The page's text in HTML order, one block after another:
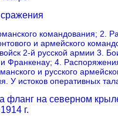
командования; 2.
и армейского
2-й русской армии 3.
Франкенау; 4.
и русского
У истоков оперативных
фланг на северном
г.